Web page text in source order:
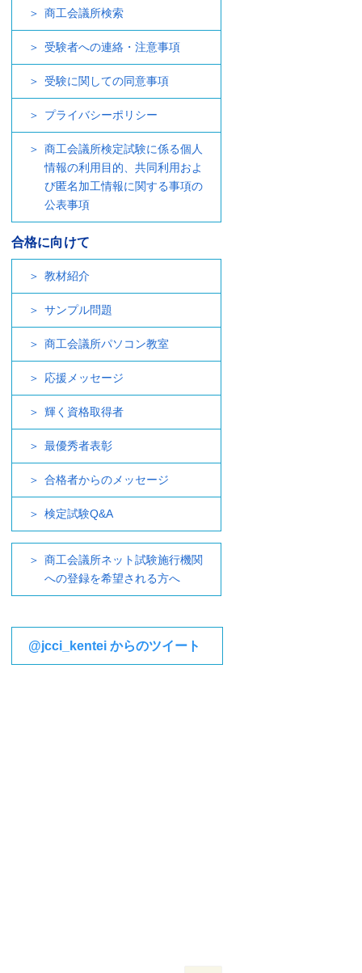
商工会議所検索
受験者への連絡・注意事項
受験に関しての同意事項
プライバシーポリシー
商工会議所検定試験に係る個人
情報の利用目的、共同利用およ
び匿名加工情報に関する事項の
公表事項
合格に向けて
教材紹介
サンプル問題
商工会議所パソコン教室
応援メッセージ
輝く資格取得者
最優秀者表彰
合格者からのメッセージ
検定試験Q&A
商工会議所ネット試験施行機関
への登録を希望される方へ
@jcci_kentei からのツイート